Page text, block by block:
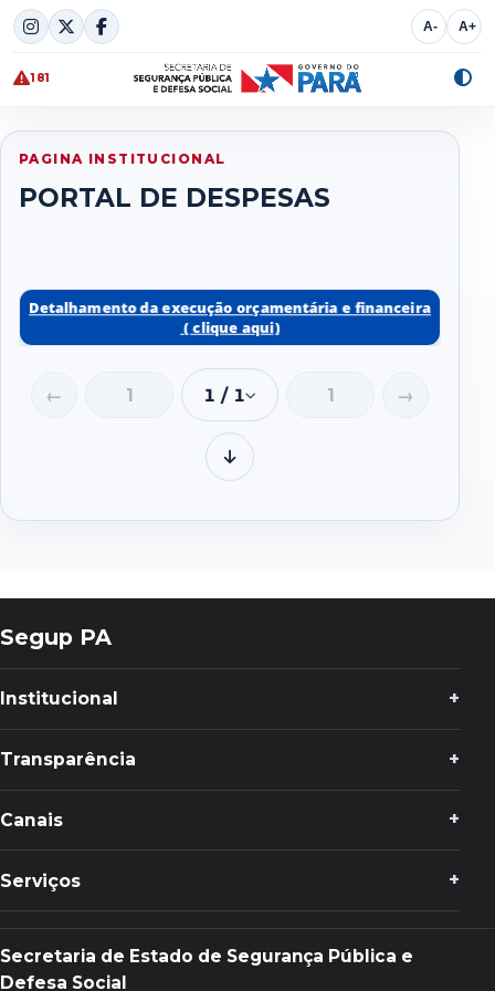
Skip
to
content
A- A+
181
PAGINA INSTITUCIONAL
PORTAL DE DESPESAS
1 / 1
Baixar
DE
Segup PA
Institucional
Transparência
Canais
Serviços
Secretaria de Estado de Segurança Pública e
Defesa Social